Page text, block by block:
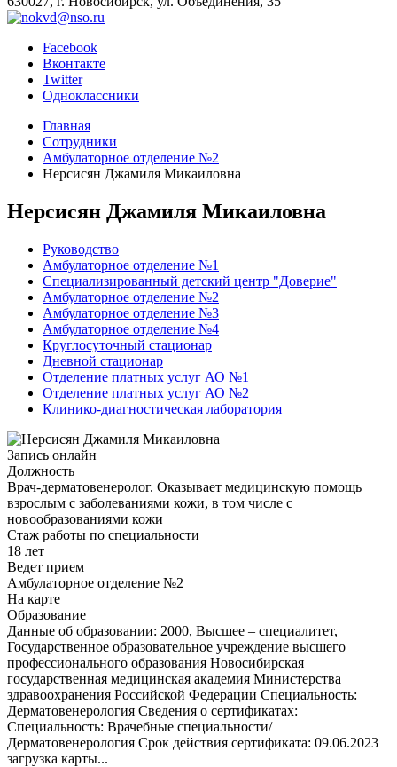
Facebook
Вконтакте
Twitter
Одноклассники
Главная
Сотрудники
Амбулаторное отделение №2
Нерсисян Джамиля Микаиловна
Нерсисян Джамиля Микаиловна
Руководство
Амбулаторное отделение №1
Специализированный детский центр "Доверие"
Амбулаторное отделение №2
Амбулаторное отделение №3
Амбулаторное отделение №4
Круглосуточный стационар
Дневной стационар
Отделение платных услуг АО №1
Отделение платных услуг АО №2
Клинико-диагностическая лаборатория
Запись онлайн
Должность
Врач-дерматовенеролог. Оказывает медицинскую помощь
взрослым с заболеваниями кожи, в том числе с
новообразованиями кожи
Стаж работы по специальности
18 лет
Ведет прием
Амбулаторное отделение №2
На карте
Образование
Данные об образовании: 2000, Высшее – специалитет,
Государственное образовательное учреждение высшего
профессионального образования Новосибирская
государственная медицинская академия Министерства
здравоохранения Российской Федерации Специальность:
Дерматовенерология Сведения о сертификатах:
Специальность: Врачебные специальности/
Дерматовенерология Срок действия сертификата: 09.06.2023
загрузка карты...